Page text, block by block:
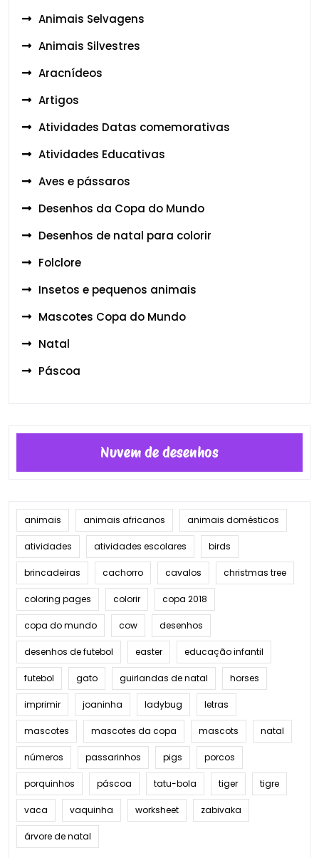
Animais Selvagens
Animais Silvestres
Aracnídeos
Artigos
Atividades Datas comemorativas
Atividades Educativas
Aves e pássaros
Desenhos da Copa do Mundo
Desenhos de natal para colorir
Folclore
Insetos e pequenos animais
Mascotes Copa do Mundo
Natal
Páscoa
Nuvem de desenhos
animais animais africanos animais domésticos
atividades atividades escolares birds
brincadeiras cachorro cavalos christmas tree
coloring pages colorir copa 2018
copa do mundo cow desenhos
desenhos de futebol easter educação infantil
futebol gato guirlandas de natal horses
imprimir joaninha ladybug letras
mascotes mascotes da copa mascots natal
números passarinhos pigs porcos
porquinhos páscoa tatu-bola tiger tigre
vaca vaquinha worksheet zabivaka
árvore de natal